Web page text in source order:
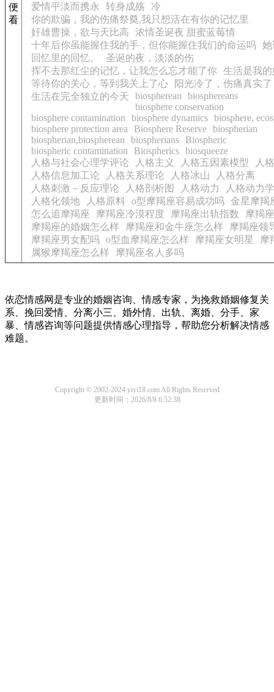
便
看
爱情平淡而携永
转身成殇
冷
你的欺骗，我的伤痛祭奠,我只想活在有你的记忆里
奸雄曹操，欲与天比高
浓情圣诞夜 甜蜜蓝莓情
十年后你虽能握住我的手，但你能握住我们的命运吗 她
回忆里的回忆。
圣诞的夜，淡淡的伤
挥不去那红尘的记忆，让我怎么忘才能了你 生活是我
等待你的关心，等到我关上了心
阳光冷了，伤痛真实了
生活在完全独立的今天
biospherean
biosphereans
biosphere conservation
biosphere contamination
biosphere dynamics biosphere,
biosphere protection area
Biosphere Reserve biospherian
biospherian,biospherean
biospherians
Biospheric
biospheric contamination
Biospherics biosqueeze
人格与社会心理学评论
人格主义 人格五因素模型
人
人格信息加工论
人格关系理论 人格冰山
人格分离
人格刺激－反应理论
人格剖析图 人格动力
人格动力学
人格化领地
人格原料 o型摩羯座容易成功吗
金星摩羯
怎么追摩羯座
摩羯座冷漠程度 摩羯座出轨指数
摩羯
摩羯座的婚姻怎么样
摩羯座和金牛座怎么样
摩羯座领
摩羯座男女配吗 o型血摩羯座怎么样 摩羯座女明星
摩
属猴摩羯座怎么样
摩羯座名人多吗
依恋情感网是专业的婚姻咨询、情感专家，为挽救婚姻修复关
系、挽回爱情、分离小三、婚外情、出轨、离婚、分手、家
暴、情感咨询等问题提供情感心理指导，帮助您分析解决情感
难题。
Copyright © 2002-2024 yiyi18.com All Rights Reserved
更新时间：2026/8/8 6:52:38